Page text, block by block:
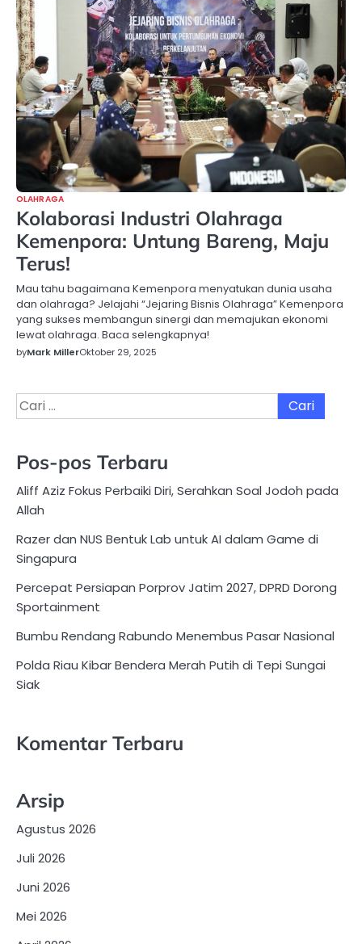
OLAHRAGA
Kolaborasi Industri Olahraga
Kemenpora: Untung Bareng, Maju
Terus!
Mau tahu bagaimana Kemenpora menyatukan dunia usaha
dan olahraga? Jelajahi “Jejaring Bisnis Olahraga” Kemenpora
yang sukses membangun sinergi dan memajukan ekonomi
lewat olahraga. Baca selengkapnya!
byMark MillerOktober 29, 2025
Cari
untuk:
Pos-pos Terbaru
Aliff Aziz Fokus Perbaiki Diri, Serahkan Soal Jodoh pada
Allah
Razer dan NUS Bentuk Lab untuk AI dalam Game di
Singapura
Percepat Persiapan Porprov Jatim 2027, DPRD Dorong
Sportainment
Bumbu Rendang Rabundo Menembus Pasar Nasional
Polda Riau Kibar Bendera Merah Putih di Tepi Sungai
Siak
Komentar Terbaru
Arsip
Agustus 2026
Juli 2026
Juni 2026
Mei 2026